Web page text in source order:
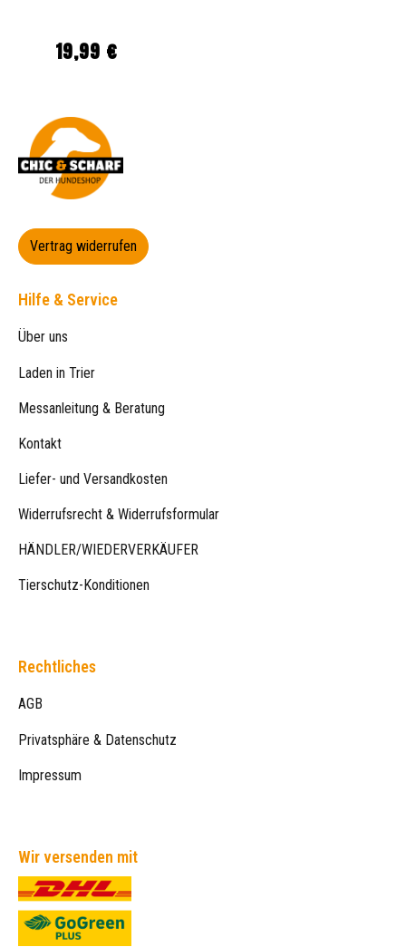
Regulärer Preis:
19,99 €
Vertrag widerrufen
Hilfe & Service
Über uns
Laden in Trier
Messanleitung & Beratung
Kontakt
Liefer- und Versandkosten
Widerrufsrecht & Widerrufsformular
HÄNDLER/WIEDERVERKÄUFER
Tierschutz-Konditionen
Rechtliches
AGB
Privatsphäre & Datenschutz
Impressum
Wir versenden mit